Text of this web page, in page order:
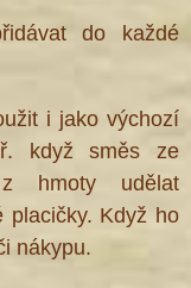
do každé
i jako výchozí
když směs ze
z hmoty udělat
placičky. Když ho
nákypu.